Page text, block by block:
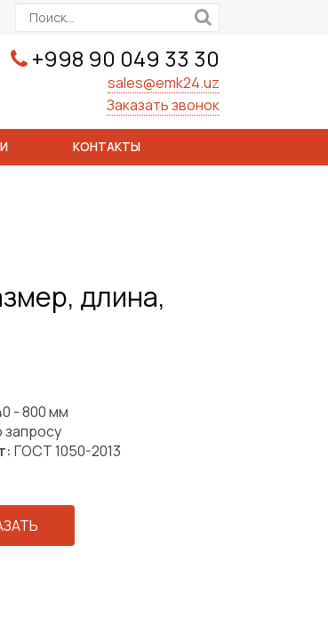
+998 90 049 33 30
sales@emk24.uz
Заказать звонок
КОНТАКТЫ
длина,
- 800 мм
запросу
ГОСТ 1050-2013